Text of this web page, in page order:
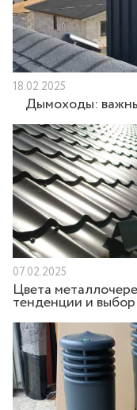
18.02.2025
Дымоходы:
07.02.2025
Цвета
тенденции и выбор